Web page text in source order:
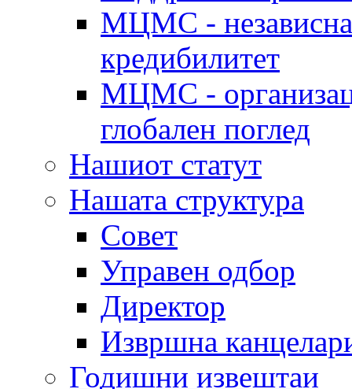
МЦМС - независна
кредибилитет
МЦМС -
глобален поглед
Нашиот статут
Нашата структура
Совет
Управен одбор
Директор
Извршна
Годишни извештаи